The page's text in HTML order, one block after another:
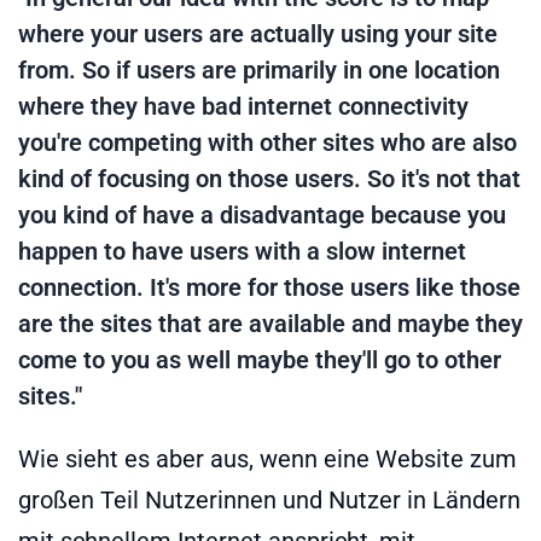
where your users are actually using your site
from. So if users are primarily in one location
where they have bad internet connectivity
you're competing with other sites who are also
kind of focusing on those users. So it's not that
you kind of have a disadvantage because you
happen to have users with a slow internet
connection. It's more for those users like those
are the sites that are available and maybe they
come to you as well maybe they'll go to other
sites."
Wie sieht es aber aus, wenn eine Website zum
großen Teil Nutzerinnen und Nutzer in Ländern